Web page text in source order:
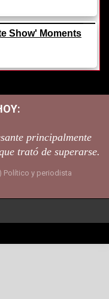
principalmente
trató de superarse.
Político y periodista